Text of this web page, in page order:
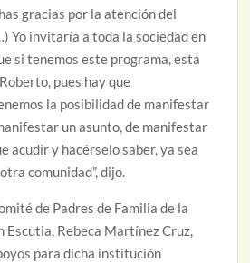
gracias por la atención del
Yo invitaría a toda la sociedad en
si tenemos este programa, esta
pues hay que
la posibilidad de manifestar
un asunto, de manifestar
acudir y hacérselo saber, ya sea
comunidad”, dijo.
de Padres de Familia de la
Escutia, Rebeca Martínez Cruz,
para dicha institución